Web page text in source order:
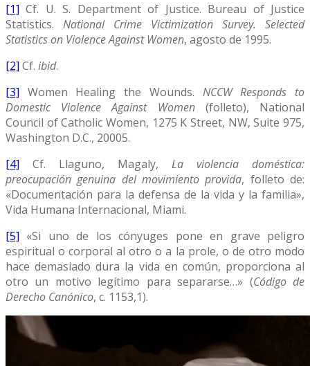
[1] Cf. U. S. Department of Justice. Bureau of Justice
Statistics. National Crime Victimization Survey. Selected
Statistics on Violence Against Women, agosto de 1995.
[2] Cf. ibid.
[3] Women Healing the Wounds. NCCW Responds to
Domestic Violence Against Women(folleto), National
Council of Catholic Women, 1275 K Street, NW, Suite 975,
Washington D.C., 20005.
[4] Cf. Llaguno, Magaly, La violencia doméstica:
preocupación genuina del movimiento provida, folleto de:
«Documentación para la defensa de la vida y la familia»,
Vida Humana Internacional, Miami.
[5] «Si uno de los cónyuges pone en grave peligro
espiritual o corporal al otro o a la prole, o de otro modo
hace demasiado dura la vida en común, proporciona al
otro un motivo legítimo para separarse…» (Código de
Derecho Canónico, c. 1153,1).